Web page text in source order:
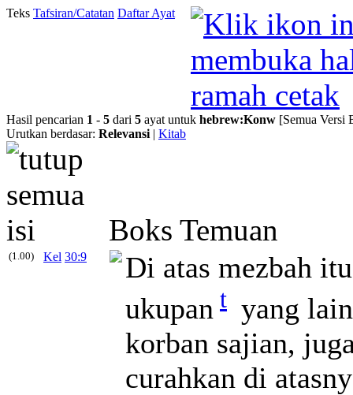
Teks Tafsiran/Catatan Daftar Ayat
Hasil pencarian 1 - 5 dari 5 ayat untuk hebrew:Konw [Semua Versi
Urutkan berdasar: Relevansi | Kitab
Boks Temuan
(1.00) Kel 30:9
Di atas mezbah
ukupan t yang
korban sajian,
curahkan di